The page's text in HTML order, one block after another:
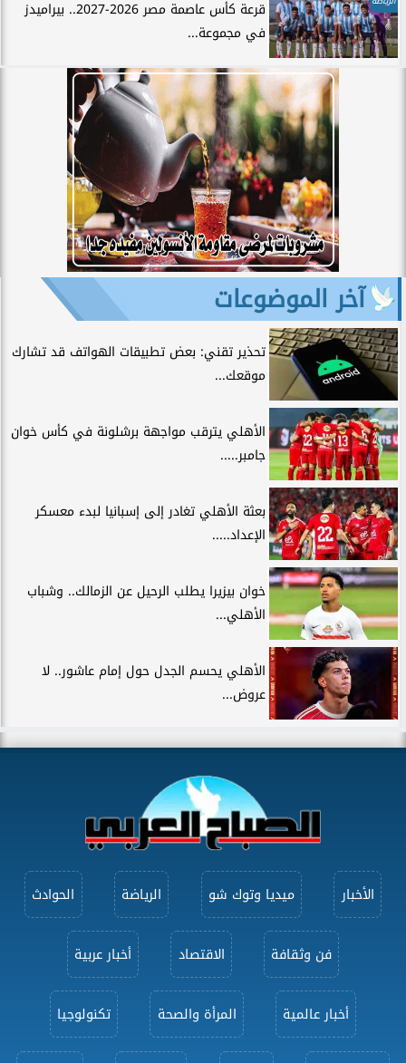
قرعة كأس عاصمة مصر 2026-2027.. بيراميدز
في مجموعة...
آخر الموضوعات
تحذير تقني: بعض تطبيقات الهواتف قد تشارك
موقعك...
الأهلي يترقب مواجهة برشلونة في كأس خوان
جامبر.....
بعثة الأهلي تغادر إلى إسبانيا لبدء معسكر
الإعداد.....
خوان بيزيرا يطلب الرحيل عن الزمالك.. وشباب
الأهلي...
الأهلي يحسم الجدل حول إمام عاشور.. لا
عروض...
الأخبار ميديا وتوك شو الرياضة الحوادث
فن وثقافة الاقتصاد أخبار عربية
أخبار عالمية المرأة والصحة تكنولوجيا